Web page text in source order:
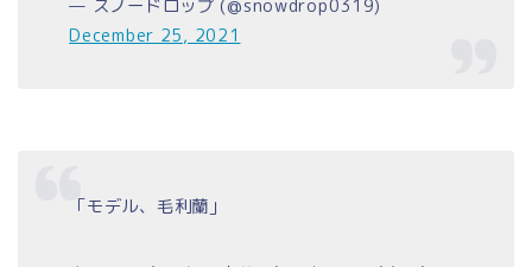
— スノードロップ (@snowdrop0319)
December 25, 2021
「モデル、毛利蘭」